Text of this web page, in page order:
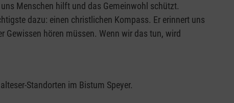
Menschen hilft und das Gemeinwohl schützt.
dazu: einen christlichen Kompass. Er erinnert uns
hören müssen. Wenn wir das tun, wird
Standorten im Bistum Speyer.